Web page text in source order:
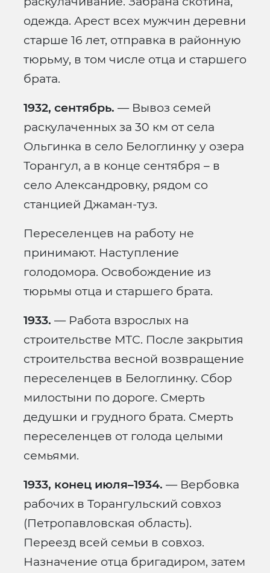
одежда. Арест всех мужчин деревни
старше 16 лет, отправка в районную
тюрьму, в том числе отца и старшего
брата.
1932, сентябрь. — Вывоз семей
раскулаченных за 30 км от села
Ольгинка в село Белоглинку у озера
Торангул, а в конце сентября – в
село Александровку, рядом со
станцией Джаман-туз.
Переселенцев на работу не
принимают. Наступление
голодомора. Освобождение из
тюрьмы отца и старшего брата.
1933. — Работа взрослых на
строительстве МТС. После закрытия
строительства весной возвращение
переселенцев в Белоглинку. Сбор
милостыни по дороге. Смерть
дедушки и грудного брата. Смерть
переселенцев от голода целыми
семьями.
1933, конец июля–1934. — Вербовка
рабочих в Торангульский совхоз
(Петропавловская область).
Переезд всей семьи в совхоз.
Назначение отца бригадиром, затем